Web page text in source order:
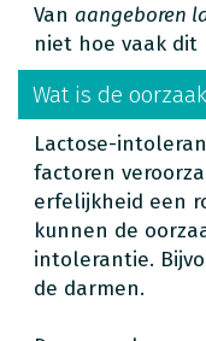
Van aangeboren
niet hoe vaak dit
Wat is de
Lactose-
factoren
erfelijkheid een
kunnen de
intolerantie.
de darmen.